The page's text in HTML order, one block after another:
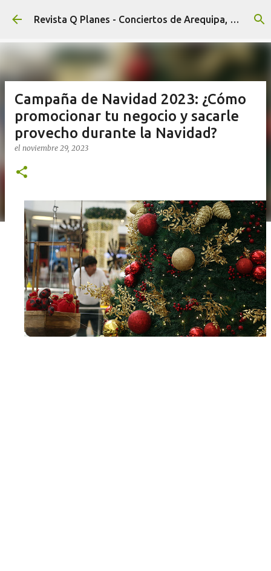
Ir al contenido principal Revista Q Planes - Conciertos de Arequipa, fiestas, eventos y Cultura
Campaña de Navidad 2023: ¿Cómo
promocionar tu negocio y sacarle
provecho durante la Navidad?
el noviembre 29, 2023